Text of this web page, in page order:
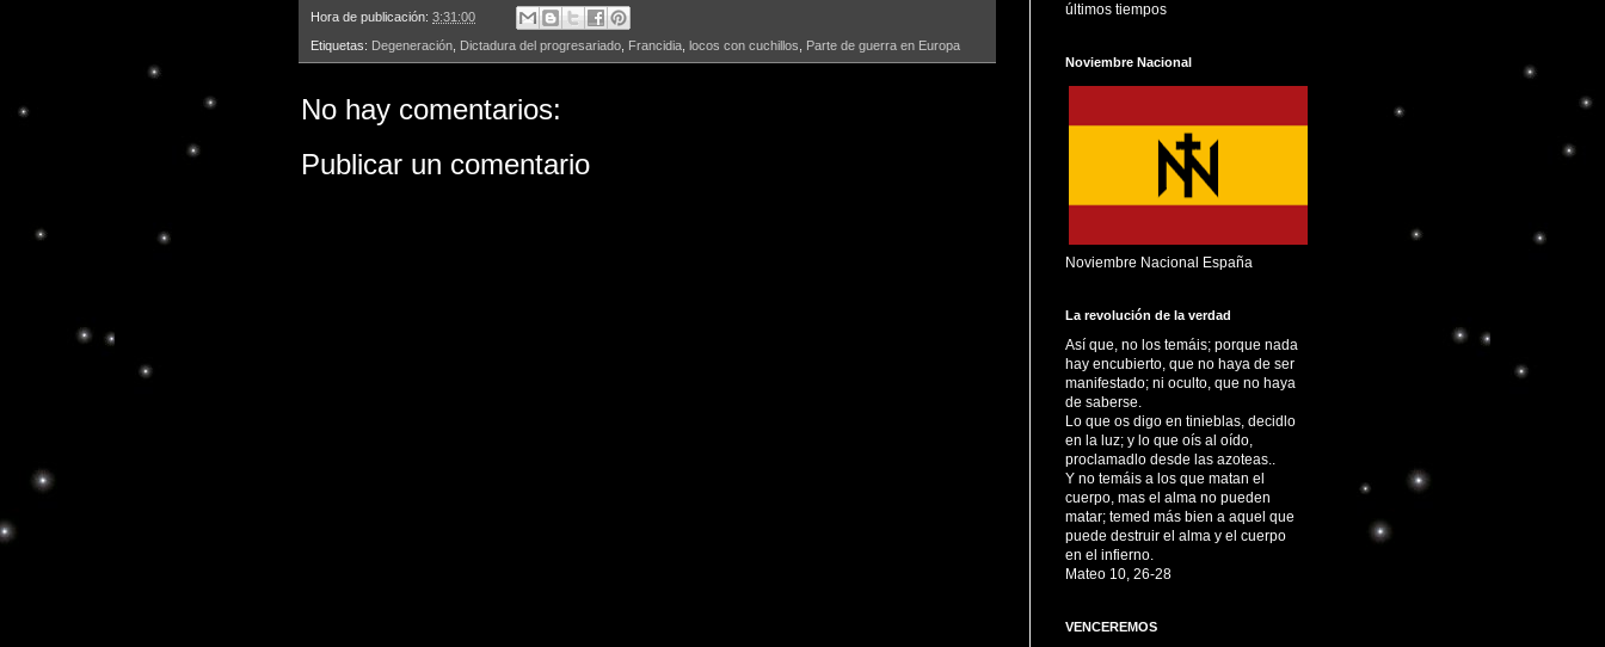
Hora de publicación: 3:31:00
Etiquetas: Degeneración Dictadura del progresariado Francidia locos con cuchillos Parte de guerra en Europa
No hay comentarios:
Publicar un comentario
últimos tiempos
Noviembre Nacional
Noviembre Nacional España
La revolución de la verdad
Así que, no los temáis; porque nada
hay encubierto, que no haya de ser
manifestado; ni oculto, que no haya
de saberse.
Lo que os digo en tinieblas, decidlo
en la luz; y lo que oís al oído,
proclamadlo desde las azoteas..
Y no temáis a los que matan el
cuerpo, mas el alma no pueden
matar; temed más bien a aquel que
puede destruir el alma y el cuerpo
en el infierno.
Mateo 10, 26-28
VENCEREMOS